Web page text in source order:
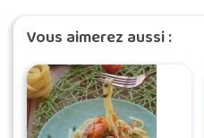
Vous aimerez aussi :